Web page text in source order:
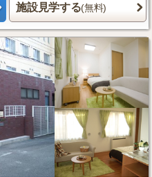
施設見学する(無料)